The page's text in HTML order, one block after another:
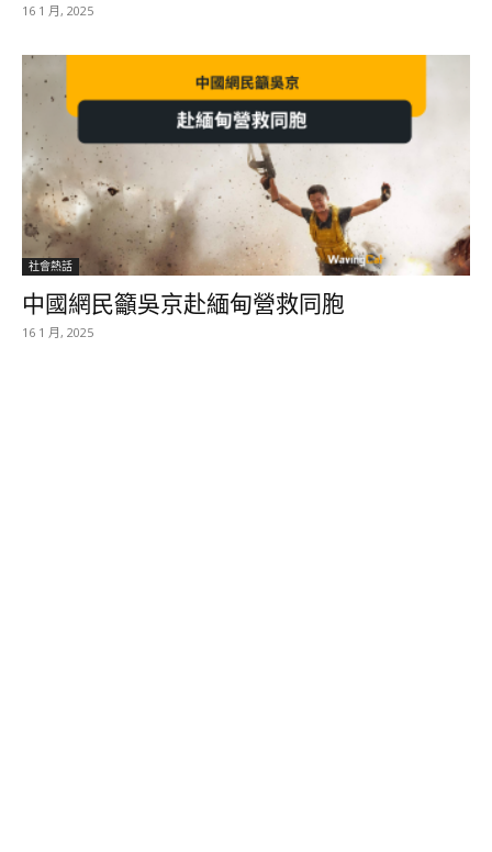
16 1 月, 2025
社會熱話
中國網民籲吳京赴緬甸營救同胞
16 1 月, 2025